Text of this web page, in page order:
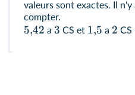
valeurs sont exactes. Il n'y
compter.
5,42 a 3 CS et 1,5 a 2 CS